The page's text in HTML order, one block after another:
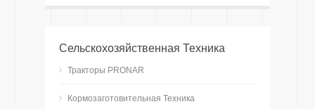
Сельскохозяйственная Техника
Тракторы PRONAR
Кормозаготовительная Техника